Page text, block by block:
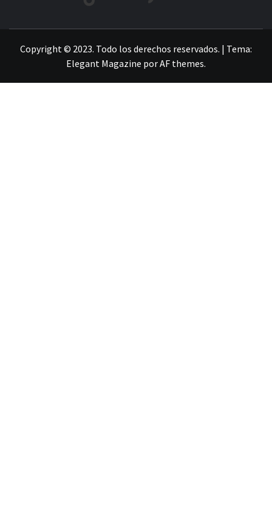
Copyright © 2023. Todo los derechos reservados. | Tema:
Elegant Magazine porAF themes.